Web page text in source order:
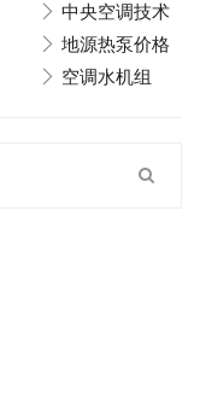
中央空调技术
地源热泵价格
空调水机组